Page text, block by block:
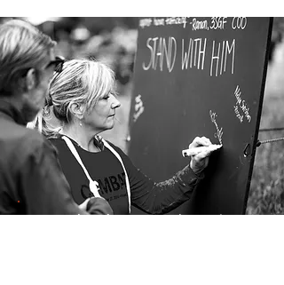
Principaux plats à